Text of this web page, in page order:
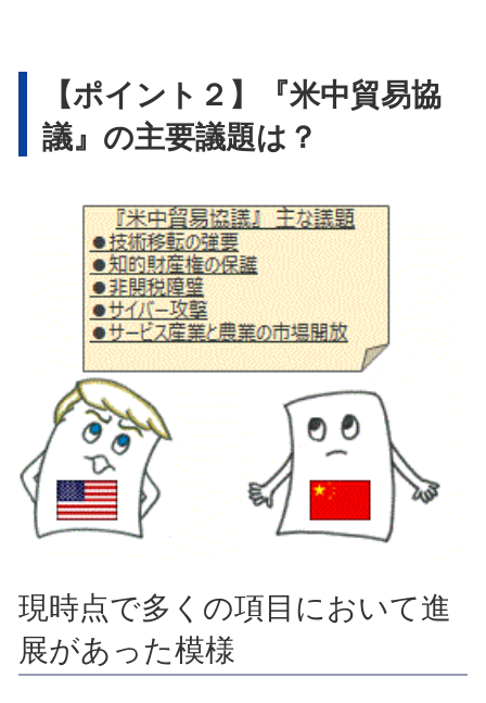
【ポイント２】『米中貿易協
議』の主要議題は？
現時点で多くの項目において進
展があった模様